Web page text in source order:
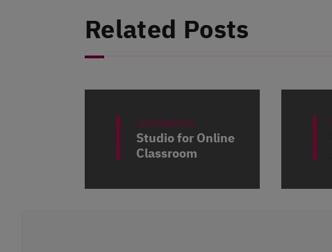
Related Posts
Uncategorized
Studio for Online
Classroom